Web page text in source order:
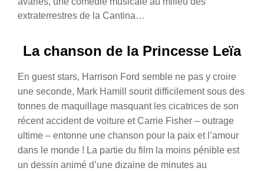
extraterrestres de la Cantina…
La chanson de la Princesse Leïa
En guest stars, Harrison Ford semble ne pas y croire
une seconde, Mark Hamill sourit difficilement sous des
tonnes de maquillage masquant les cicatrices de son
récent accident de voiture et Carrie Fisher – outrage
ultime – entonne une chanson pour la paix et l’amour
dans le monde ! La partie du film la moins pénible est
un dessin animé d’une dizaine de minutes au